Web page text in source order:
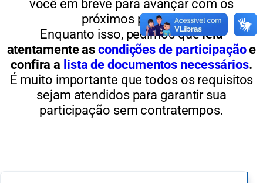
você em breve para avançar com os
próximos passos.
Enquanto isso, pedimos queleia
atentamente ascondições de participaçãoe
confira a lista de documentos necessários.
É muito importante que todos os requisitos
sejam atendidos para garantir sua
participação sem contratempos.